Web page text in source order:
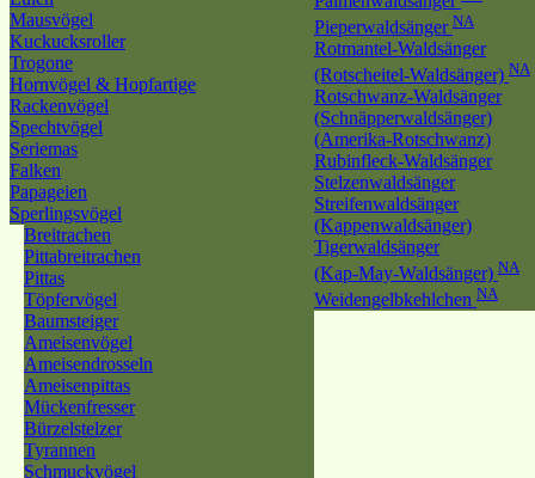
Mausvögel
Kuckucksroller
Trogone
Hornvögel & Hopfartige
Rackenvögel
Spechtvögel
Seriemas
Falken
Papageien
Sperlingsvögel
Breitrachen
Pittabreitrachen
Pittas
Töpfervögel
Baumsteiger
Ameisenvögel
Ameisendrosseln
Ameisenpittas
Mückenfresser
Bürzelstelzer
Tyrannen
Schmuckvögel
Pieperwaldsänger NA
Rotmantel-Waldsänger
(Rotscheitel-Waldsänger) NA
Rotschwanz-Waldsänger
(Schnäpperwaldsänger)
(Amerika-Rotschwanz)
Rubinfleck-Waldsänger
Stelzenwaldsänger
Streifenwaldsänger
(Kappenwaldsänger)
Tigerwaldsänger
(Kap-May-Waldsänger) NA
Weidengelbkehlchen NA